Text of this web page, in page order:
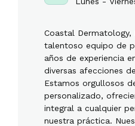
Coastal
talentoso equipo de
años de experiencia
diversas afecciones
Estamos orgullosos
personalizado,
integral a cualquier
nuestra práctica.